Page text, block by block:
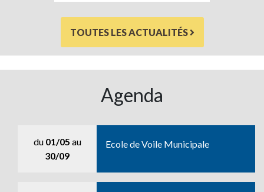
TOUTES LES ACTUALITÉS
Agenda
du 01/05 au
30/09
Ecole de Voile Municipale